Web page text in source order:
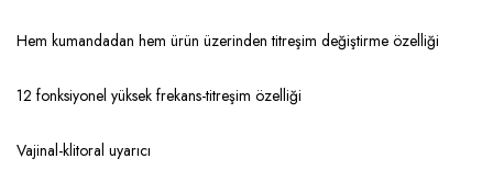
Hem kumandadan hem ürün üzerinden titreşim değiştirme özelliği
12 fonksiyonel yüksek frekans-titreşim özelliği
Vajinal-klitoral uyarıcı